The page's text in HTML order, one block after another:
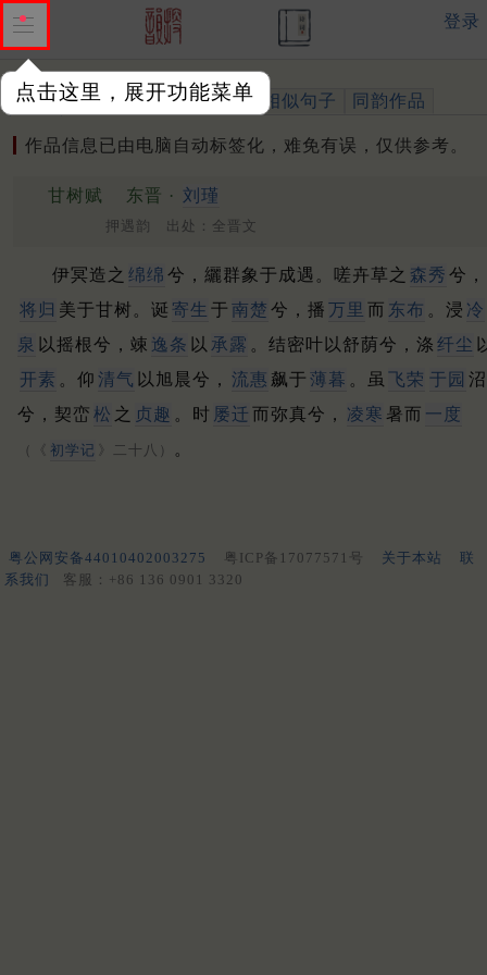
点击这里，展开功能菜单
登录
作品 标注四声 出处、引用 相似句子 同韵作品
作品信息已由电脑自动标签化，难免有误，仅供参考。
甘树赋 东晋 · 刘瑾
押遇韵 出处：全晋文
伊冥造之 绵绵 兮，纚群象于成遇。 嗟卉草之 森秀 兮，
将归 美于甘树。 诞 寄生 于 南楚 兮，播 万里 而 东布 。 浸 冷
泉 以摇根兮，竦 逸条 以 承露 。 结密叶以舒荫兮，涤 纤尘
开素 。 仰 清气 以旭晨兮， 流惠 飙于 薄暮 。 虽 飞荣 于园 沼
兮，契峦 松 之 贞趣 。 时 屡迁 而弥真兮， 凌寒 暑而 一度
（《 初学记 》二十八） 。
粤公网安备44010402003275 粤ICP备17077571号 关于本站
联
系我们
客服：+86 136 0901 3320